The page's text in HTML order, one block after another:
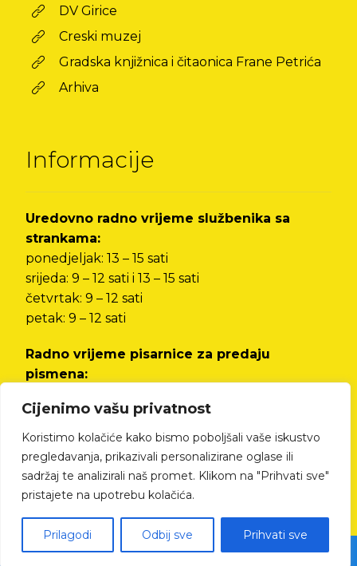
Cijenimo vašu privatnost
Koristimo kolačiće kako bismo poboljšali vaše iskustvo
pregledavanja, prikazivali personalizirane oglase ili
sadržaj te analizirali naš promet. Klikom na "Prihvati sve"
pristajete na upotrebu kolačića.
Prilagodi Odbij sve Prihvati sve
DV Girice
Creski muzej
Gradska knjižnica i čitaonica Frane Petrića
Arhiva
Informacije
Uredovno radno vrijeme službenika sa
strankama:
ponedjeljak: 13 – 15 sati
srijeda: 9 – 12 sati i 13 – 15 sati
četvrtak: 9 – 12 sati
petak: 9 – 12 sati
Radno vrijeme pisarnice za predaju
pismena:
do 15 sati
Izjava o pristupačnosti
© All rights reserved Cres.hr | Izrada web stranica - kTdizajn